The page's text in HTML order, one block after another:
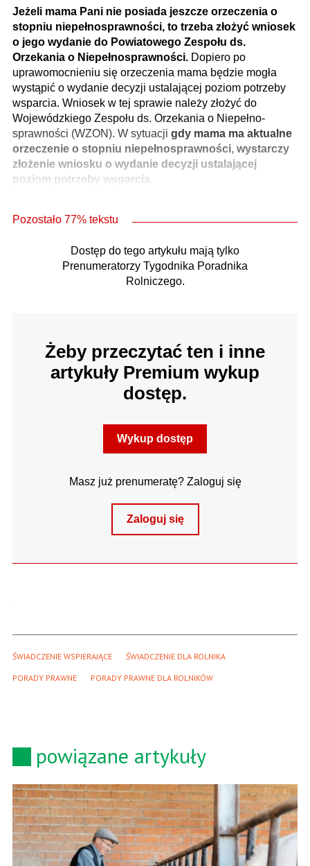
Jeżeli mama Pani nie posiada jeszcze orzeczenia o
stopniu niepełnosprawności, to trzeba złożyć wniosek
o jego wydanie do Powiatowego Zespołu ds.
Orzekania o Niepełnosprawności. Dopiero po
uprawomocnieniu się orzeczenia mama będzie mogła
wystąpić o wydanie decyzji ustalającej poziom potrzeby
wsparcia. Wniosek w tej sprawie należy złożyć do
Wojewódzkiego Zespołu ds. Orzekania o Niepełno­
sprawności (WZON). W sytuacji gdy mama ma aktualne
orzeczenie o stopniu niepełnosprawności, wystarczy
złożenie wniosku o wydanie decyzji ustalającej
poziom potrzeby wsparcia
Pozostało 77% tekstu
Dostęp do tego artykułu mają tylko
Prenumeratorzy Tygodnika Poradnika
Rolniczego.
Żeby przeczytać ten i inne
artykuły Premium wykup
dostęp.
Wykup dostęp
Masz już prenumeratę? Zaloguj się
Zaloguj się
ŚWIADCZENIE WSPIERAJĄCE ŚWIADCZENIE DLA ROLNIKA
PORADY PRAWNE PORADY PRAWNE DLA ROLNIKÓW
powiązane artykuły